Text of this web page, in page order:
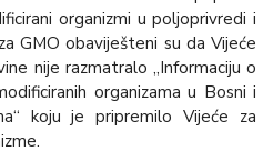
organizmi u poljoprivredi i
GMO obaviješteni su da Vijeće
nije razmatralo „Informaciju o
organizama u Bosni i
koju je pripremilo Vijeće za